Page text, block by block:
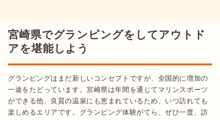
宮崎県でグランピングをしてアウトド
アを堪能しよう
グランピングはまだ新しいコンセプトですが、全国的に増加の
一途をたどっています。宮崎県は年間を通じてマリンスポーツ
ができる他、良質の温泉にも恵まれているため、いつ訪れても
楽しめるエリアです。グランピング体験がてら、ぜひ一度、訪